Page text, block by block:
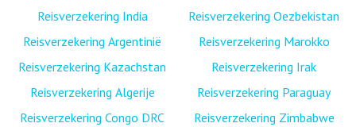
Reisverzekering India
Reisverzekering Argentinië
Reisverzekering Kazachstan
Reisverzekering Algerije
Reisverzekering Congo DRC
Reisverzekering Oezbekistan
Reisverzekering Marokko
Reisverzekering Irak
Reisverzekering Paraguay
Reisverzekering Zimbabwe